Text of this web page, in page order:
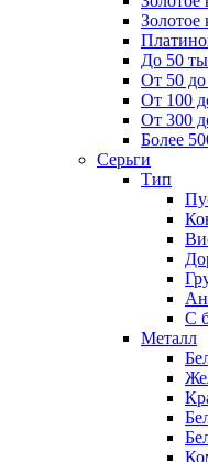
Золотое
До 50
От 50
От 100
От 300
Более
Серьги
Тип
С
Металл